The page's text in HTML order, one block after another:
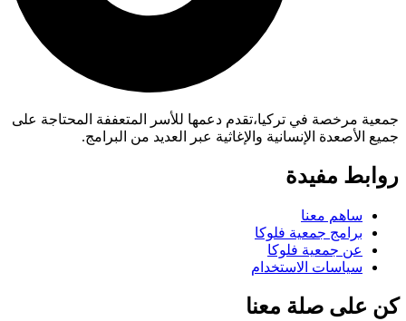
جمعية مرخصة في تركيا،تقدم دعمها للأسر المتعففة المحتاجة على
جميع الأصعدة الإنسانية والإغاثية عبر العديد من البرامج.
روابط مفيدة
ساهم معنا
برامج جمعية فلوكا
عن جمعية فلوكا
سياسات الاستخدام
كن على صلة معنا